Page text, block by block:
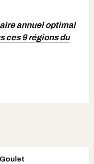
annuel optimal
ces 9 régions du